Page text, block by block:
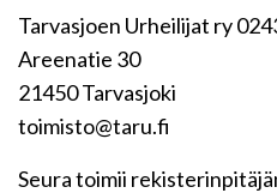
Tarvasjoen Urheilijat ry
Areenatie 30
21450 Tarvasjoki
toimisto@taru.fi
Seura toimii